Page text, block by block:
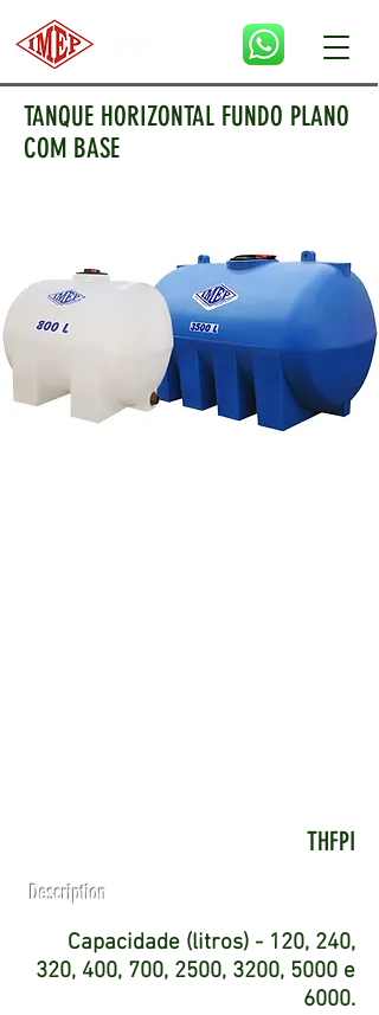
TANQUE HORIZONTAL FUNDO PLANO
COM BASE
THFPI
Description
Capacidade (litros) - 120, 240,
320, 400, 700, 2500, 3200, 5000 e
6000.